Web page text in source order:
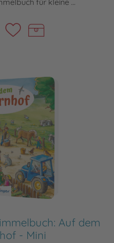
für kleine ...
Auf dem
- Mini